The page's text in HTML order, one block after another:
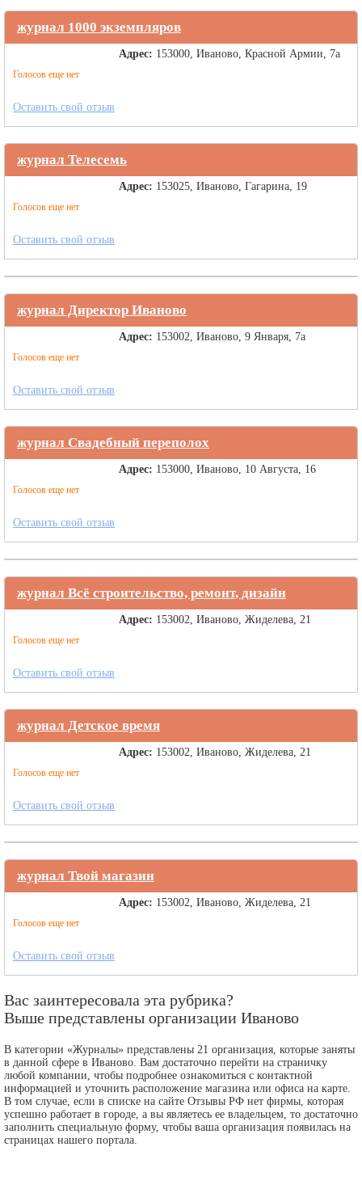
журнал 1000 экземпляров
Голосов еще нет
Адрес: 153000, Иваново, Красной Армии, 7а
Оставить свой отзыв
журнал Телесемь
Голосов еще нет
Адрес: 153025, Иваново, Гагарина, 19
Оставить свой отзыв
журнал Директор Иваново
Голосов еще нет
Адрес: 153002, Иваново, 9 Января, 7а
Оставить свой отзыв
журнал Свадебный переполох
Голосов еще нет
Адрес: 153000, Иваново, 10 Августа, 16
Оставить свой отзыв
журнал Всё строительство, ремонт, дизайн
Голосов еще нет
Адрес: 153002, Иваново, Жиделева, 21
Оставить свой отзыв
журнал Детское время
Голосов еще нет
Адрес: 153002, Иваново, Жиделева, 21
Оставить свой отзыв
журнал Твой магазин
Голосов еще нет
Адрес: 153002, Иваново, Жиделева, 21
Оставить свой отзыв
Вас заинтересовала эта рубрика?
Выше представлены организации Иваново
В категории «Журналы» представлены 21 организация, которые заняты
в данной сфере в Иваново. Вам достаточно перейти на страничку
любой компании, чтобы подробнее ознакомиться с контактной
информацией и уточнить расположение магазина или офиса на карте.
В том случае, если в списке на сайте Отзывы РФ нет фирмы, которая
успешно работает в городе, а вы являетесь ее владельцем, то достаточно
заполнить специальную форму, чтобы ваша организация появилась на
страницах нашего портала.